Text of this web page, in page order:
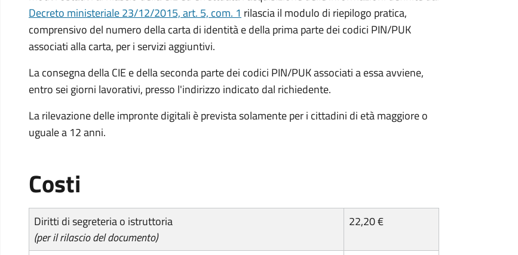
Decreto ministeriale 23/12/2015, art. 5, com. 1 rilascia il modulo di riepilogo pratica,
comprensivo del numero della carta di identità e della prima parte dei codici PIN/PUK
associati alla carta, per i servizi aggiuntivi.
La consegna della CIE e della seconda parte dei codici PIN/PUK associati a essa avviene,
entro sei giorni lavorativi, presso l'indirizzo indicato dal richiedente.
La rilevazione delle impronte digitali è prevista solamente per i cittadini di età maggiore o
uguale a 12 anni.
Costi
Diritti di segreteria o istruttoria
(per il rilascio del documento)
22,20 €